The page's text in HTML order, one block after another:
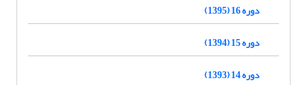
دوره 16 (1395)
دوره 15 (1394)
دوره 14 (1393)